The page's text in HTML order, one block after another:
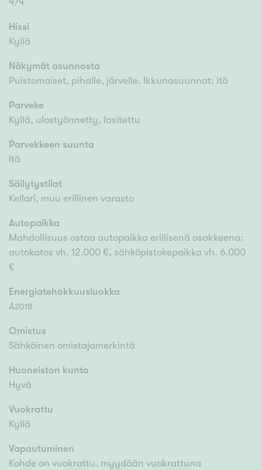
Hissi
Kyllä
Näkymät asunnosta
Puistomaiset, pihalle, järvelle. Ikkunasuunnat: itä
Parveke
Kyllä, ulostyönnetty, lasitettu
Parvekkeen suunta
Itä
Säilytystilat
Kellari, muu erillinen varasto
Autopaikka
Mahdollisuus ostaa autopaikka erillisenä osakkeena:
autokatos vh. 12.000 €, sähköpistokepaikka vh. 6.000
€
Energiatehokkuusluokka
A2018
Omistus
Sähköinen omistajamerkintä
Huoneiston kunto
Hyvä
Vuokrattu
Kyllä
Vapautuminen
Kohde on vuokrattu. myydään vuokrattuna